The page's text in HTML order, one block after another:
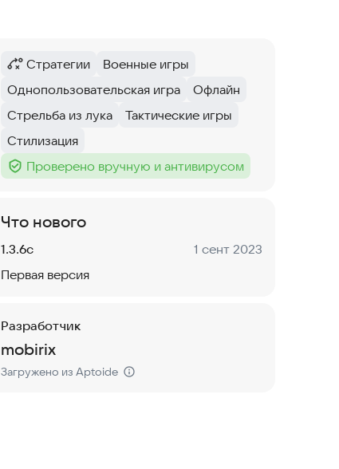
Категория:
Стратегии
Тег:
Военные игры
Тег:
Однопользовательская игра
Тег:
Офлайн
Тег:
Стрельба из лука
Тег:
Тактические игры
Тег:
Стилизация
Тег :
Проверено вручную и антивирусом
Что нового
Версия:
1.3.6c Дата:
1 сент 2023
Первая версия
Разработчик
mobirix
Загружено из Aptoide